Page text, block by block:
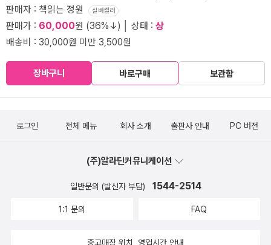
판매자 : 책읽는 정원 실버셀러
판매가 : 60,000원 (36%↓) │ 상태 : 상
배송비 : 30,000원 미만 3,500원
장바구니 바로구매 보관함
로그인 전체 메뉴 회사 소개 출판사 안내 PC 버전
(주)알라딘커뮤니케이션
일반문의 (발신자 부담) 1544-2514
1:1 문의 FAQ
중고매장 위치, 영업시간 안내